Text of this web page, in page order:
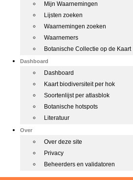
Mijn Waarnemingen
Lijsten zoeken
Waarnemingen zoeken
Waarnemers
Botanische Collectie op de Kaart
Dashboard
Dashboard
Kaart biodiversiteit per hok
Soortenlijst per atlasblok
Botanische hotspots
Literatuur
Over
Over deze site
Privacy
Beheerders en validatoren